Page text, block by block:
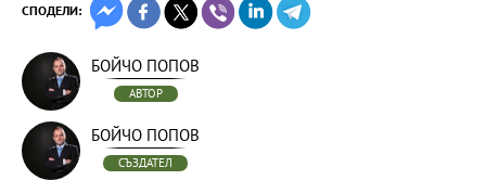
СПОДЕЛИ:
БОЙЧО ПОПОВ
АВТОР
БОЙЧО ПОПОВ
СЪЗДАТЕЛ